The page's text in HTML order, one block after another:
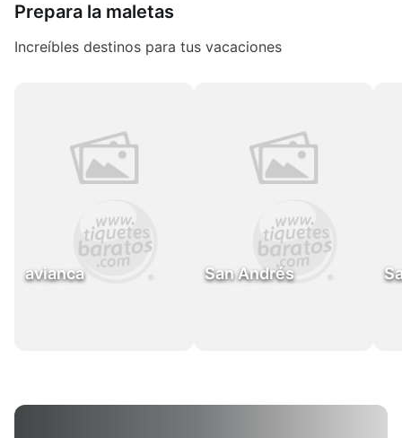
Prepara la maletas
Increíbles destinos para tus vacaciones
avianca San Andrés